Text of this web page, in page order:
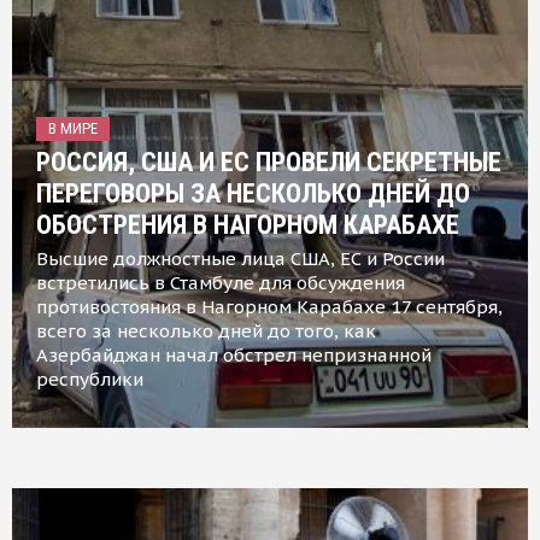
В МИРЕ
РОССИЯ, США И ЕС ПРОВЕЛИ СЕКРЕТНЫЕ
ПЕРЕГОВОРЫ ЗА НЕСКОЛЬКО ДНЕЙ ДО
ОБОСТРЕНИЯ В НАГОРНОМ КАРАБАХЕ
Высшие должностные лица США, ЕС и России
встретились в Стамбуле для обсуждения
противостояния в Нагорном Карабахе 17 сентября,
всего за несколько дней до того, как
Азербайджан начал обстрел непризнанной
республики